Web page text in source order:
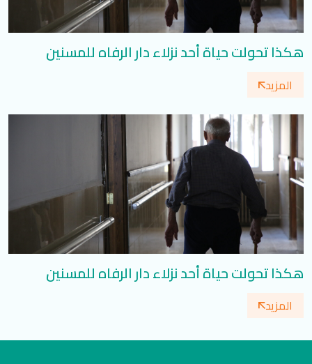
هكذا تحولت حياة أحد نزلاء دار الرفاه للمسنين
المزيد
هكذا تحولت حياة أحد نزلاء دار الرفاه للمسنين
المزيد